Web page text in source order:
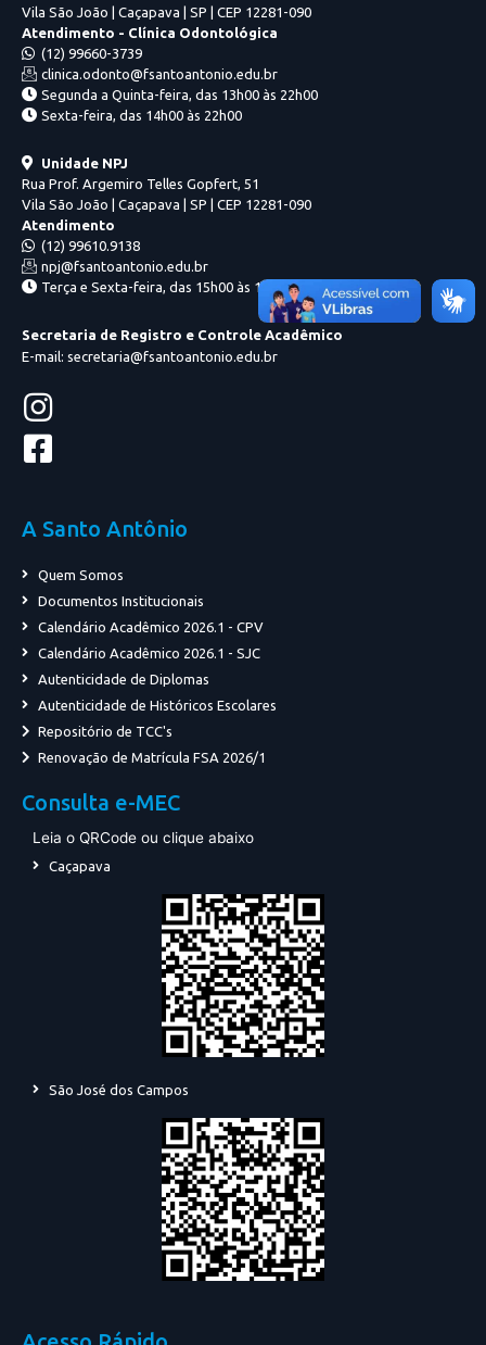
Vila São João | Caçapava | SP | CEP 12281-090
Atendimento - Clínica Odontológica
(12) 99660-3739
clinica.odonto@fsantoantonio.edu.br
Segunda a Quinta-feira, das 13h00 às 22h00
Sexta-feira, das 14h00 às 22h00
Unidade NPJ
Rua Prof. Argemiro Telles Gopfert, 51
Vila São João | Caçapava | SP | CEP 12281-090
Atendimento
(12) 99610.9138
npj@fsantoantonio.edu.br
Terça e Sexta-feira, das 15h00 às 18h00
Secretaria de Registro e Controle Acadêmico
E-mail: secretaria@fsantoantonio.edu.br
A Santo Antônio
Quem Somos
Documentos Institucionais
Calendário Acadêmico 2026.1 - CPV
Calendário Acadêmico 2026.1 - SJC
Autenticidade de Diplomas
Autenticidade de Históricos Escolares
Repositório de TCC's
Renovação de Matrícula FSA 2026/1
Consulta e-MEC
Leia o QRCode ou clique abaixo
Caçapava
São José dos Campos